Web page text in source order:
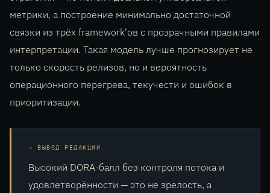
метрики, а построение минимально достаточной
связки из трёх framework'ов с прозрачными правилами
интерпретации. Такая модель лучше прогнозирует не
только скорость релизов, но и вероятность
операционного перегрева, текучести и ошибок в
приоритизации.
ВЫВОД РЕДАКЦИИ
Высокий DORA-балл без контроля потока и
удовлетворённости — это не зрелость, а